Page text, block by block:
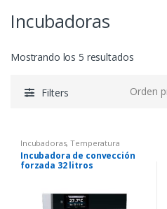
Incubadoras
Mostrando los 5 resultados
Filters
Incubadoras,Temperatura
Incubadora de convección
forzada 32 litros